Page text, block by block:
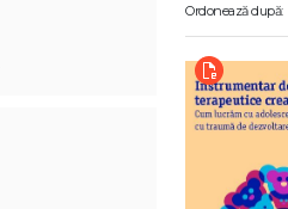
Ordonează după: